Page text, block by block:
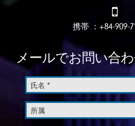
携帯 ：+84-909-
メールでお問い合